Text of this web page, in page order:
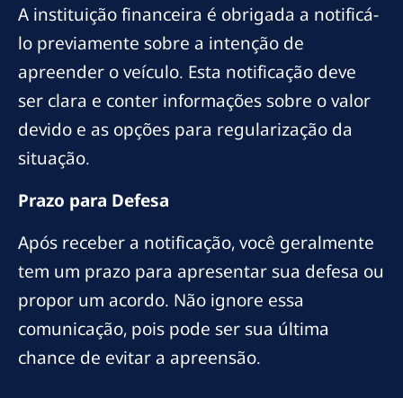
A instituição financeira é obrigada a notificá-
lo previamente sobre a intenção de
apreender o veículo. Esta notificação deve
ser clara e conter informações sobre o valor
devido e as opções para regularização da
situação.
Prazo para Defesa
Após receber a notificação, você geralmente
tem um prazo para apresentar sua defesa ou
propor um acordo. Não ignore essa
comunicação, pois pode ser sua última
chance de evitar a apreensão.